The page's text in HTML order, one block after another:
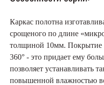
Каркас полотна
срощеного по длине
толщиной 10мм. Покрытие
360° - это придает ему
позволяет устанавливать
повышенной влажностью